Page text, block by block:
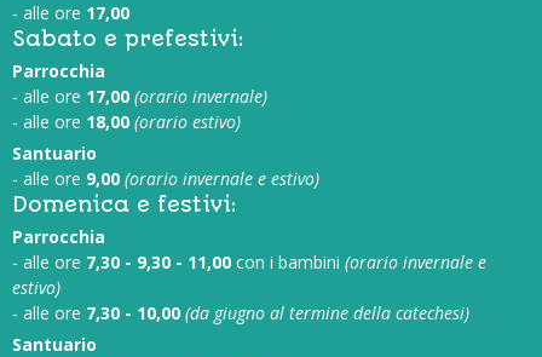
- alle ore 17,00
Sabato e prefestivi:
Parrocchia
- alle ore 17,00 (orario invernale)
- alle ore 18,00 (orario estivo)
Santuario
- alle ore 9,00 (orario invernale e estivo)
Domenica e festivi:
Parrocchia
- alle ore 7,30 - 9,30 - 11,00 con i bambini (orario invernale e
estivo)
- alle ore 7,30 - 10,00 (da giugno al termine della catechesi)
Santuario